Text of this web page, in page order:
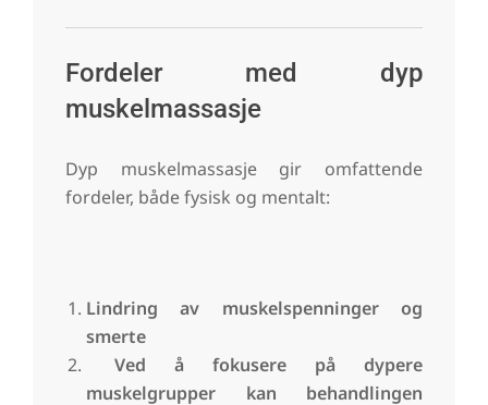
Fordeler med dyp
muskelmassasje
Dyp muskelmassasje gir omfattende
fordeler, både fysisk og mentalt:
Lindring av muskelspenninger og
smerte
Ved å fokusere på dypere
muskelgrupper kan behandlingen